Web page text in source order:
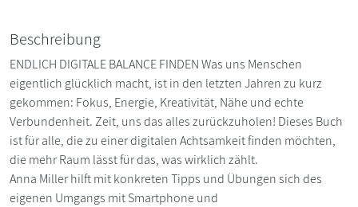
Beschreibung
ENDLICH DIGITALE BALANCE FINDEN Was uns Menschen
eigentlich glücklich macht, ist in den letzten Jahren zu kurz
gekommen: Fokus, Energie, Kreativität, Nähe und echte
Verbundenheit. Zeit, uns das alles zurückzuholen! Dieses Buch
ist für alle, die zu einer digitalen Achtsamkeit finden möchten,
die mehr Raum lässt für das, was wirklich zählt.
Anna Miller hilft mit konkreten Tipps und Übungen sich des
eigenen Umgangs mit Smartphone und